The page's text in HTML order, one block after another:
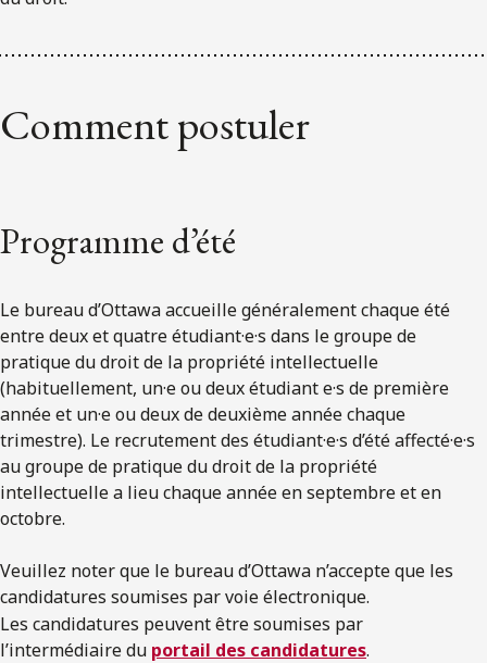
Comment postuler
Programme d’été
Le bureau d’Ottawa accueille généralement chaque été
entre deux et quatre étudiant·e·s dans le groupe de
pratique du droit de la propriété intellectuelle
(habituellement, un·e ou deux étudiant e·s de première
année et un·e ou deux de deuxième année chaque
trimestre). Le recrutement des étudiant·e·s d’été affecté·e·s
au groupe de pratique du droit de la propriété
intellectuelle a lieu chaque année en septembre et en
octobre.
Veuillez noter que le bureau d’Ottawa n’accepte que les
candidatures soumises par voie électronique.
Les candidatures peuvent être soumises par
l’intermédiaire du portail des candidatures.